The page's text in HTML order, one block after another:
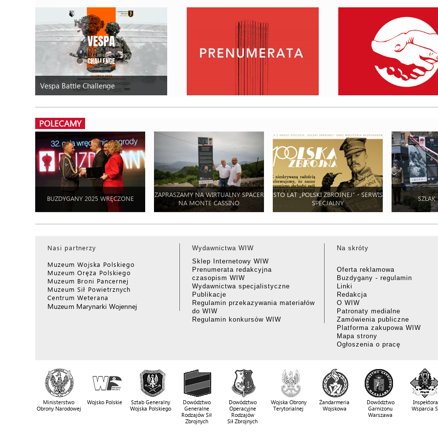
Vespa Battle Challenge
POLECAMY
BUZDYGANY 2025 WRĘCZONE
ZAPRASZAMY NA WIRTUALNY SPACER
NA MONTE CASSINO
STO LAT „POLSKI ZBROJNEJ” - SERWIS
SPECJALNY
SZLAK
Nasi partnerzy
Muzeum Wojska Polskiego
Muzeum Oręża Polskiego
Muzeum Broni Pancernej
Muzeum Sił Powietrznych
Centrum Weterana
Muzeum Marynarki Wojennej
Wydawnictwa WIW
Sklep Internetowy WIW
Prenumerata redakcyjna
czasopism WIW
Wydawnictwa specjalistyczne
Publikacje
Regulamin przekazywania materiałów
do WIW
Regulamin konkursów WIW
Na skróty
Oferta reklamowa
Buzdygany - regulamin
Linki
Redakcja
O WIW
Patronaty medialne
Zamówienia publiczne
Platforma zakupowa WIW
Mapa strony
Ogłoszenia o pracę
Ministerstwo
Obrony Narodowej
Wojsko Polskie
Sztab Generalny
Wojska Polskiego
Dowództwo
Generalne
Rodzajów Sił
Zbrojnych
Dowództwo
Operacyjne
Rodzajów
Sił Zbrojnych
Wojska Obrony
Terytorialnej
Żandarmeria
Wojskowa
Dowództwo
Garnizonu
Warszawa
Wsparcia